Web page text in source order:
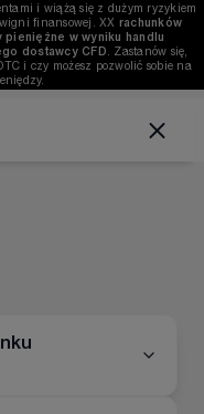
i wiążą się z dużym ryzykiem
finansowej. XX rachunków
w wyniku handlu
dostawcy CFD . Zastanów się,
i czy możesz pozwolić sobie na